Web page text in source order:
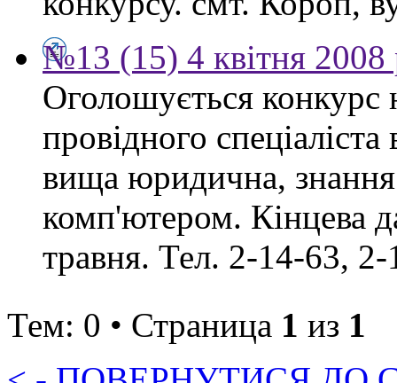
№13 (15) 4 квітня 2008
Оголошується конкурс
провідного
вища юридична,
комп'ютером. Кінцева
травня. Тел. 2-14-63,
Тем: 0 • Страница 1 из 1